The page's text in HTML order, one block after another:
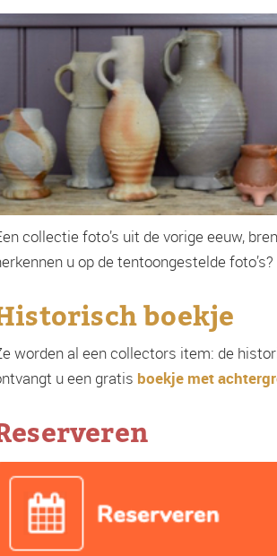
collectie foto’s uit de vorige eeuw,
u op de tentoongestelde foto’s?
boekje
worden al een collectors item: de
u een gratis boekje met